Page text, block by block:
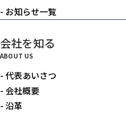
電動機器
送風機・集塵機・掃除機
- お知らせ一覧
会社を知る
ABOUT US
- 代表あいさつ
- 会社概要
- 沿革